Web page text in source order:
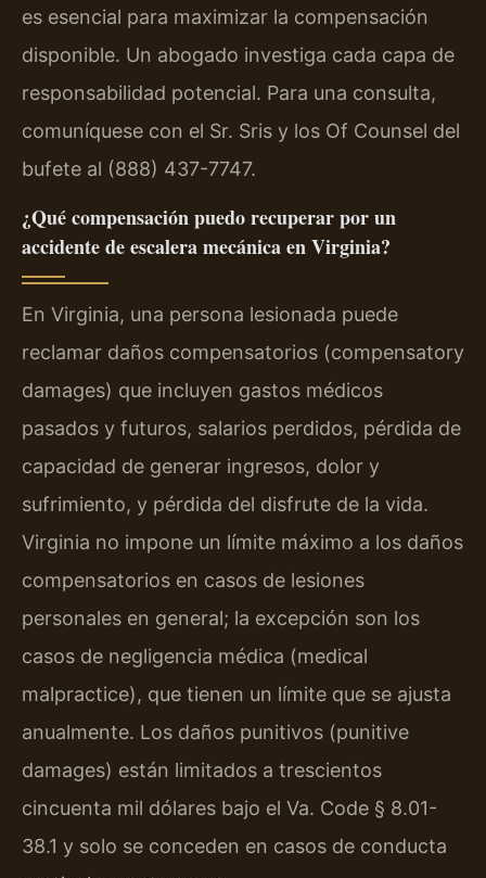
es esencial para maximizar la compensación
disponible. Un abogado investiga cada capa de
responsabilidad potencial. Para una consulta,
comuníquese con el Sr. Sris y los Of Counsel del
bufete al (888) 437-7747.
¿Qué compensación puedo recuperar por un
accidente de escalera mecánica en Virginia?
En Virginia, una persona lesionada puede
reclamar daños compensatorios (compensatory
damages) que incluyen gastos médicos
pasados y futuros, salarios perdidos, pérdida de
capacidad de generar ingresos, dolor y
sufrimiento, y pérdida del disfrute de la vida.
Virginia no impone un límite máximo a los daños
compensatorios en casos de lesiones
personales en general; la excepción son los
casos de negligencia médica (medical
malpractice), que tienen un límite que se ajusta
anualmente. Los daños punitivos (punitive
damages) están limitados a trescientos
cincuenta mil dólares bajo el Va. Code § 8.01-
38.1 y solo se conceden en casos de conducta